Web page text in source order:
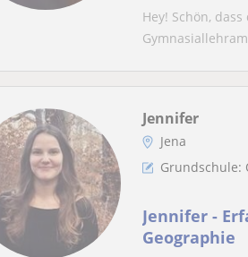
Hey! Schön,
Jennifer
Jena
Grundschule:
Jennifer -
Geographie